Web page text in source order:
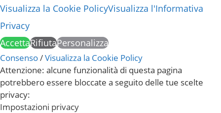
Visualizza la Cookie PolicyVisualizza l'Informativa
Privacy
AccettaRifiutaPersonalizza
Consenso/Visualizza la Cookie Policy
Attenzione: alcune funzionalità di questa pagina
potrebbero essere bloccate a seguito delle tue scelte
privacy:
Impostazioni privacy